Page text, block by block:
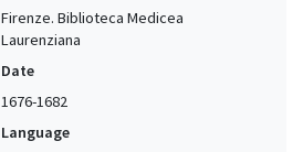
Firenze. Biblioteca Medicea
Laurenziana
Date
1676-1682
Language